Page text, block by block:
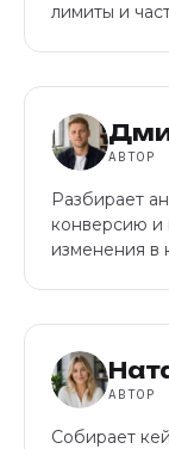
лимиты и
АВТОР
Разбирает
конверсию и
изменения в
АВТОР
Собирает